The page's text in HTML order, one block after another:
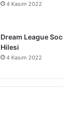
4 Kasım 2022
Dream League
Hilesi
4 Kasım 2022